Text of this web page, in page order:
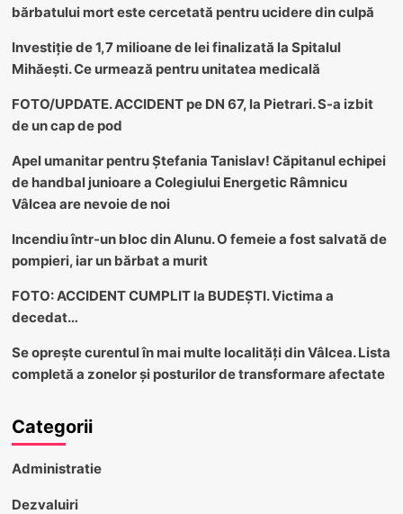
bărbatului mort este cercetată pentru ucidere din culpă
Investiție de 1,7 milioane de lei finalizată la Spitalul
Mihăești. Ce urmează pentru unitatea medicală
FOTO/UPDATE. ACCIDENT pe DN 67, la Pietrari. S-a izbit
de un cap de pod
Apel umanitar pentru Ștefania Tanislav! Căpitanul echipei
de handbal junioare a Colegiului Energetic Râmnicu
Vâlcea are nevoie de noi
Incendiu într-un bloc din Alunu. O femeie a fost salvată de
pompieri, iar un bărbat a murit
FOTO: ACCIDENT CUMPLIT la BUDEȘTI. Victima a
decedat…
Se oprește curentul în mai multe localități din Vâlcea. Lista
completă a zonelor și posturilor de transformare afectate
Categorii
Administratie
Dezvaluiri